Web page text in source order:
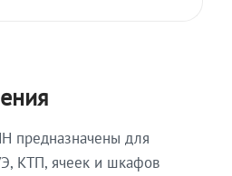
предназначены для
КТП, ячеек и шкафов